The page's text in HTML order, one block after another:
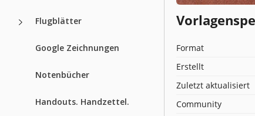
Flugblätter
Google Zeichnungen
Notenbücher
Handouts. Handzettel.
Format
Erstellt
Zuletzt aktualisiert
Community